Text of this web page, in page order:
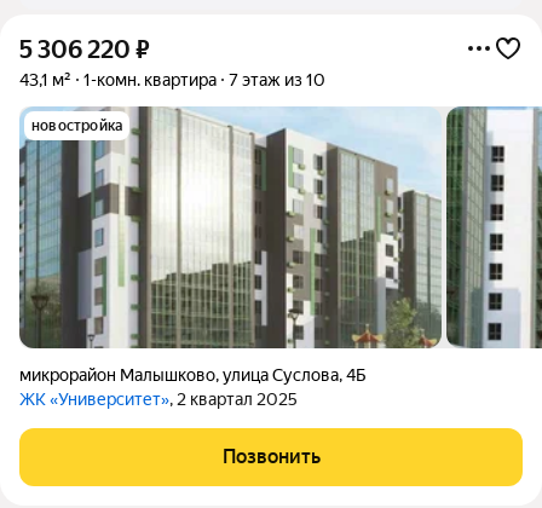
5 306 220 ₽
43,1 м² 1-комн. квартира 7 этаж из 10
новостройка
микрорайон Малышково,улица Суслова,4Б
ЖК «Университет», 2 квартал 2025
Позвонить